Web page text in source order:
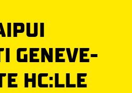
GENEVE-
HC:LLE